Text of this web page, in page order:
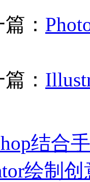
：
：
结合
绘制